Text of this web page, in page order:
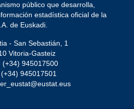
público que desarrolla,
estadística oficial de la
de Euskadi.
- San Sebastián, 1
Vitoria-Gasteiz
(+34) 945017500
945017501